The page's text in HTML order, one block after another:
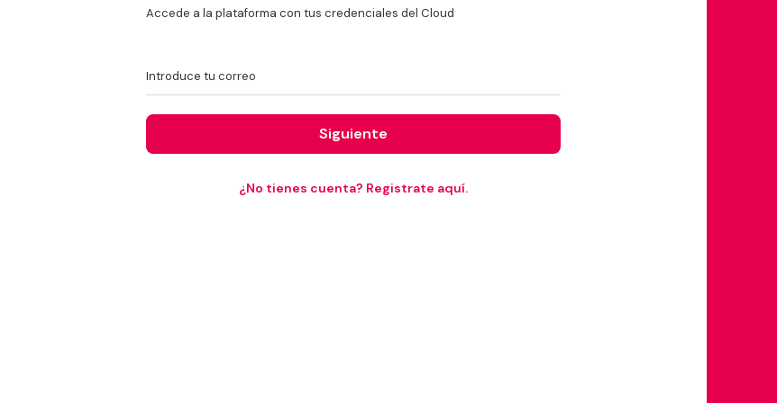
Accede a la plataforma con tus credenciales del Cloud
Introduce tu correo
Siguiente
¿No tienes cuenta? Registrate aquí.